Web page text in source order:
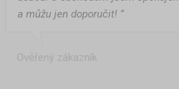
a můžu jen doporučit! ”
Ověřený zákazník